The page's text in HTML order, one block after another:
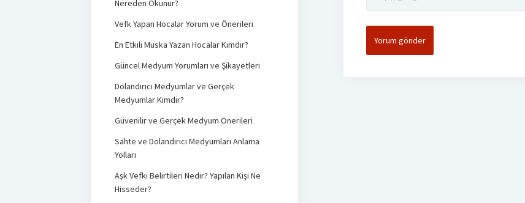
Nereden Okunur?
Vefk Yapan Hocalar Yorum ve Önerileri
En Etkili Muska Yazan Hocalar Kimdir?
Güncel Medyum Yorumları ve Şikayetleri
Dolandırıcı Medyumlar ve Gerçek
Medyumlar Kimdir?
Güvenilir ve Gerçek Medyum Önerileri
Sahte ve Dolandırıcı Medyumları Anlama
Yolları
Aşk Vefki Belirtileri Nedir? Yapılan Kişi Ne
Hisseder?